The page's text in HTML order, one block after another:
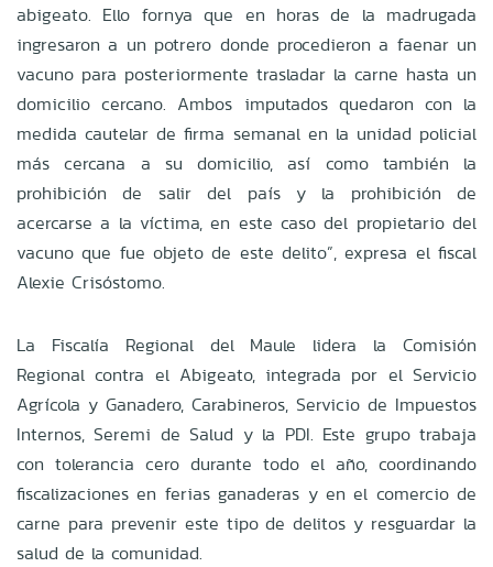
abigeato. Ello fornya que en horas de la madrugada
ingresaron a un potrero donde procedieron a faenar un
vacuno para posteriormente trasladar la carne hasta un
domicilio cercano. Ambos imputados quedaron con la
medida cautelar de firma semanal en la unidad policial
más cercana a su domicilio, así como también la
prohibición de salir del país y la prohibición de
acercarse a la víctima, en este caso del propietario del
vacuno que fue objeto de este delito”, expresa el fiscal
Alexie Crisóstomo.
La Fiscalía Regional del Maule lidera la Comisión
Regional contra el Abigeato, integrada por el Servicio
Agrícola y Ganadero, Carabineros, Servicio de Impuestos
Internos, Seremi de Salud y la PDI. Este grupo trabaja
con tolerancia cero durante todo el año, coordinando
fiscalizaciones en ferias ganaderas y en el comercio de
carne para prevenir este tipo de delitos y resguardar la
salud de la comunidad.